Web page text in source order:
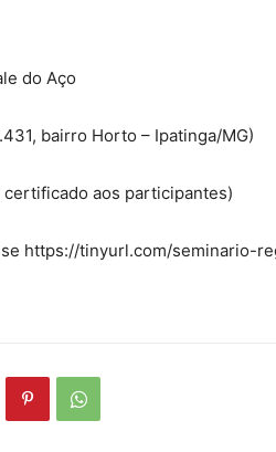
do Aço
bairro Horto – Ipatinga/MG)
aos participantes)
https://tinyurl.com/seminario-